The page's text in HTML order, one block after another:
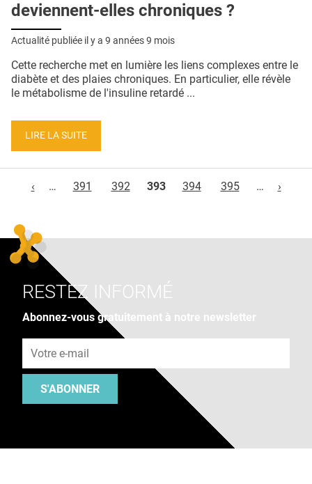
deviennent-elles chroniques ?
Actualité publiée il y a 9 années 9 mois
Cette recherche met en lumière les liens complexes entre le
diabète et des plaies chroniques. En particulier, elle révèle
le métabolisme de l'insuline retardé ...
LIRE LA SUITE
‹
… 391 392 393 394 395 … ›
RESTEZ INFORMÉ
Abonnez-vous gratuitement à notre newsletter
S'ABONNER